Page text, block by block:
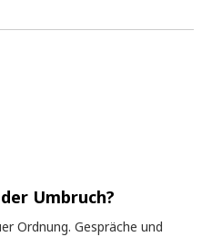
Umbruch?
Ordnung. Gespräche und